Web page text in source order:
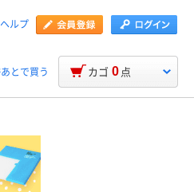
ヘルプ
あとで買う カゴ 0 点